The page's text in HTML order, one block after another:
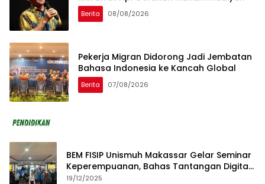
Berita 08/08/2026
Pekerja Migran Didorong Jadi Jembatan
Bahasa Indonesia ke Kancah Global
Berita 07/08/2026
BEM FISIP Unismuh Makassar Gelar Seminar
Keperempuanan, Bahas Tantangan Digital
dan Budaya Lokal
19/12/2025